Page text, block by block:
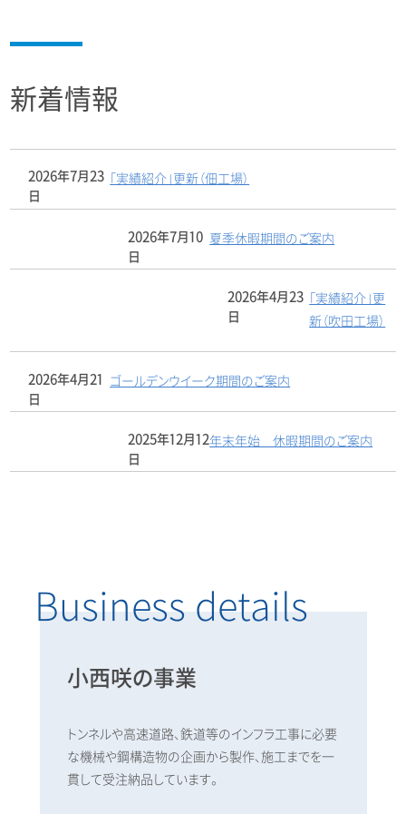
新着情報
2026年7月23
日
「実績紹介」更新（佃工場）
2026年7月10
日
夏季休暇期間のご案内
2026年4月23
日
「実績紹介」更
新（吹田工場）
2026年4月21
日
ゴールデンウイーク期間のご案内
2025年12月12
日
年末年始 休暇期間のご案内
Business details
小西咲の事業
トンネルや高速道路、鉄道等のインフラ工事に必要
な機械や鋼構造物の企画から製作、施工までを一
貫して受注納品しています。